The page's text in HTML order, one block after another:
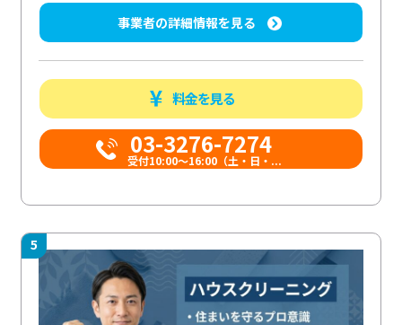
事業者の詳細情報を見る
料金を見る
03-3276-7274
受付10:00〜16:00（土・日・...
5